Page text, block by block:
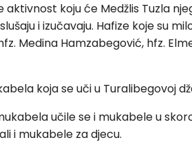
aktivnost koju će Medžlis Tuzla
i izučavaju. Hafize koje su
Medina Hamzabegović, hfz.
koja se uči u Turalibegovoj
učile se i mukabele u
i mukabele za djecu.